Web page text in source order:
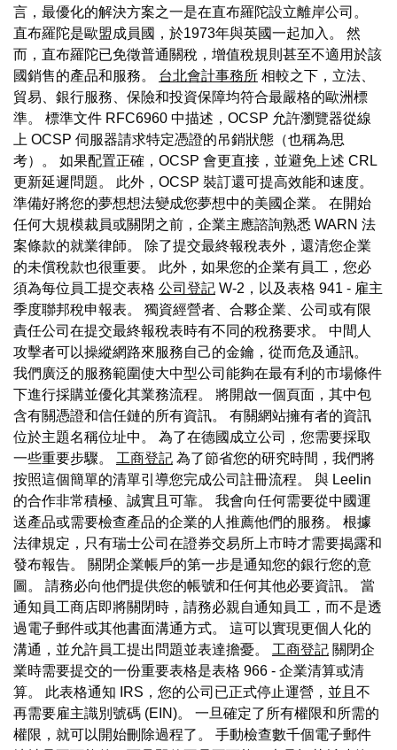
言，最優化的解決方案之一是在直布羅陀設立離岸公司。
直布羅陀是歐盟成員國，於1973年與英國一起加入。 然
而，直布羅陀已免徵普通關稅，增值稅規則甚至不適用於該
國銷售的產品和服務。 台北會計事務所 相較之下，立法、
貿易、銀行服務、保險和投資保障均符合最嚴格的歐洲標
準。 標準文件 RFC6960 中描述，OCSP 允許瀏覽器從線
上 OCSP 伺服器請求特定憑證的吊銷狀態（也稱為思
考）。 如果配置正確，OCSP 會更直接，並避免上述 CRL
更新延遲問題。 此外，OCSP 裝訂還可提高效能和速度。
準備好將您的夢想想法變成您夢想中的美國企業。 在開始
任何大規模裁員或關閉之前，企業主應諮詢熟悉 WARN 法
案條款的就業律師。 除了提交最終報稅表外，還清您企業
的未償稅款也很重要。 此外，如果您的企業有員工，您必
須為每位員工提交表格 公司登記 W-2，以及表格 941 - 雇主
季度聯邦稅申報表。 獨資經營者、合夥企業、公司或有限
責任公司在提交最終報稅表時有不同的稅務要求。 中間人
攻擊者可以操縱網路來服務自己的金鑰，從而危及通訊。
我們廣泛的服務範圍使大中型公司能夠在最有利的市場條件
下進行採購並優化其業務流程。 將開啟一個頁面，其中包
含有關憑證和信任鏈的所有資訊。 有關網站擁有者的資訊
位於主題名稱位址中。 為了在德國成立公司，您需要採取
一些重要步驟。 工商登記 為了節省您的研究時間，我們將
按照這個簡單的清單引導您完成公司註冊流程。 與 Leelin
的合作非常積極、誠實且可靠。 我會向任何需要從中國運
送產品或需要檢查產品的企業的人推薦他們的服務。 根據
法律規定，只有瑞士公司在證券交易所上市時才需要揭露和
發布報告。 關閉企業帳戶的第一步是通知您的銀行您的意
圖。 請務必向他們提供您的帳號和任何其他必要資訊。 當
通知員工商店即將關閉時，請務必親自通知員工，而不是透
過電子郵件或其他書面溝通方式。 這可以實現更個人化的
溝通，並允許員工提出問題並表達擔憂。 工商登記 關閉企
業時需要提交的一份重要表格是表格 966 - 企業清算或清
算。 此表格通知 IRS，您的公司已正式停止運營，並且不
再需要雇主識別號碼 (EIN)。 一旦確定了所有權限和所需的
權限，就可以開始刪除過程了。 手動檢查數千個電子郵件